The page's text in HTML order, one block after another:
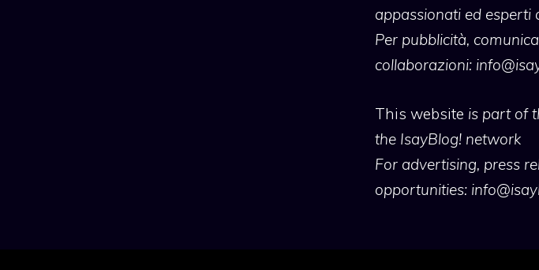
appassionati ed esperti
Per pubblicità,
collaborazioni:
This website is part of
the IsayBlog! network
For advertising, press
opportunities: